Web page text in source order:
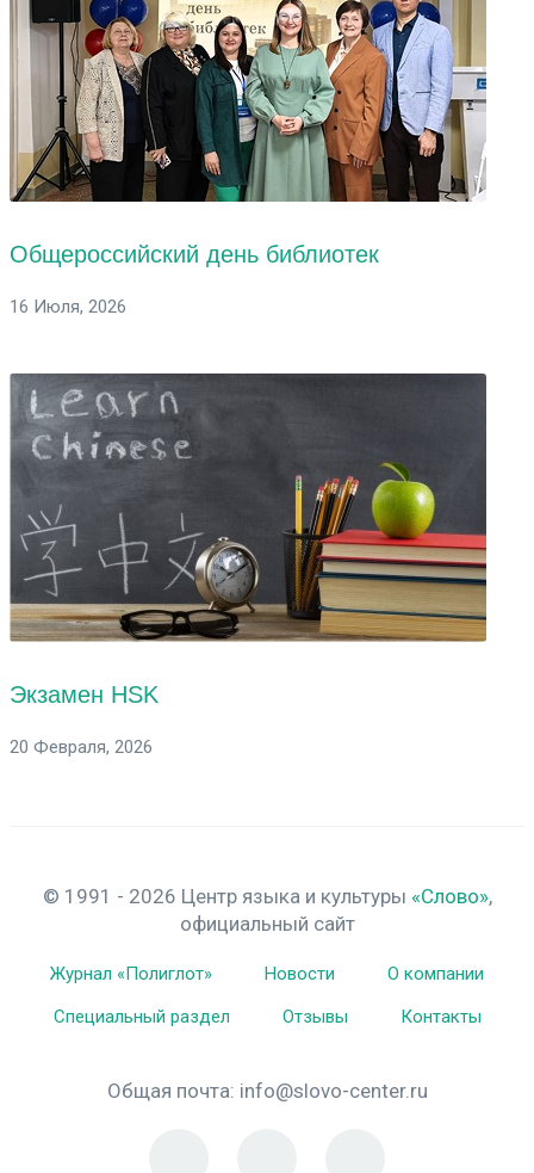
Общероссийский день библиотек
16 Июля, 2026
Экзамен HSK
20 Февраля, 2026
© 1991 - 2026 Центр языка и культуры «Слово»,
официальный сайт
Журнал «Полиглот» Новости
О компании
Специальный раздел
Отзывы Контакты
Общая почта: info@slovo-center.ru